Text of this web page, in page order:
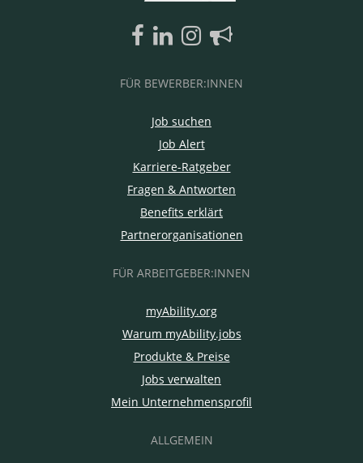
FÜR BEWERBER:INNEN
Job suchen
Job Alert
Karriere-Ratgeber
Fragen & Antworten
Benefits erklärt
Partnerorganisationen
FÜR ARBEITGEBER:INNEN
myAbility.org
Warum myAbility.jobs
Produkte & Preise
Jobs verwalten
Mein Unternehmensprofil
ALLGEMEIN